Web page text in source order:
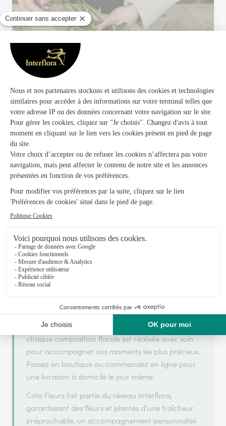
Votre fleuriste artisan à Le Pouget
Cote Fleurs s'appuie sur son partenariat avec
Interflora, réseau de transmission florale de
référence, pour vous garantir un service de qualité.
Cote Fleurs est un fleuriste artisan situé à Le
Pouget. Avec un souci de fraîcheur et de créativité,
chaque composition florale est réalisée avec soin
pour accompagner vos moments les plus précieux.
Passez en boutique ou commandez en ligne pour
une livraison à domicile le jour même.
Cote Fleurs fait partie du réseau Interflora,
garantissant des fleurs et plantes d'une fraîcheur
irréprochable, un accompagnement personnalisé